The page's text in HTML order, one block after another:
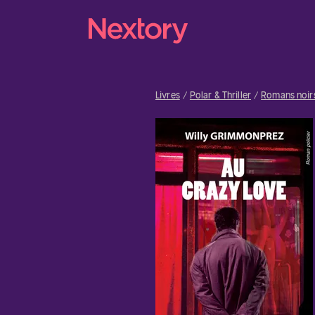
Livres Polar & Thriller Romans